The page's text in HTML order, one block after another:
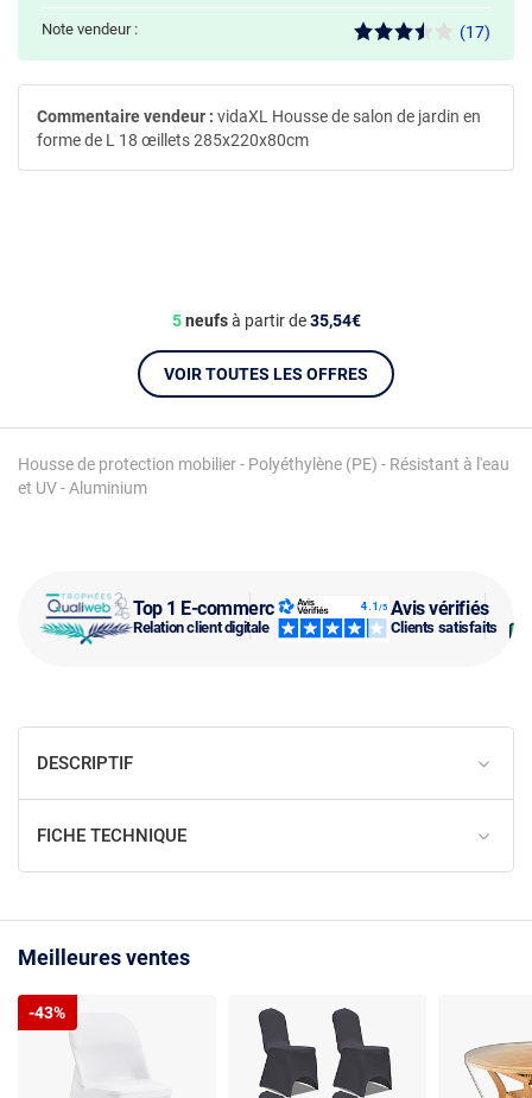
Top 1 E-commerce
Relation client digitale
Avis vérifiés
Clients satisfaits
Housse de protection mobilier - Polyéthylène (PE) - Résistant à l'eau
et UV - Aluminium
Note vendeur : (17)
5neufsà partir de35,54€
VOIR TOUTES LES OFFRES
Commentaire vendeur : vidaXL Housse de salon de jardin en
forme de L 18 œillets 285x220x80cm
DESCRIPTIF
FICHE TECHNIQUE
Meilleures ventes
-43%